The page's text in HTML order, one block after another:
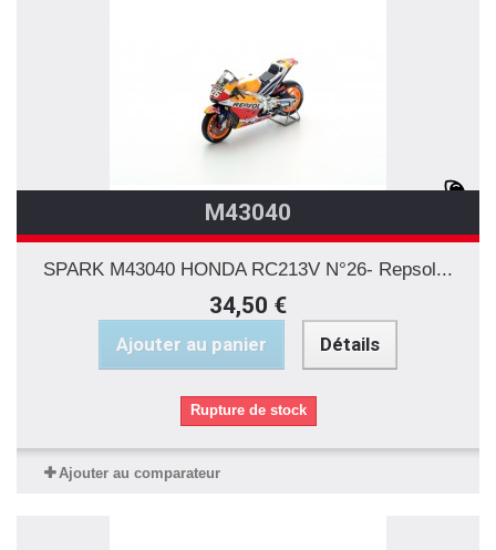
M43040
SPARK M43040 HONDA RC213V N°26- Repsol...
34,50 €
Ajouter au panier Détails
Rupture de stock
Ajouter au comparateur